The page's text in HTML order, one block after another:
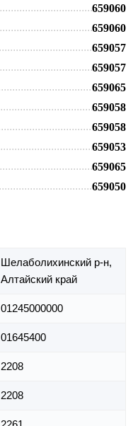
659060
659060
659057
659057
659065
659058
659058
659053
659065
659050
Шелаболихинский р-н,
Алтайский край
01245000000
01645400
2208
2208